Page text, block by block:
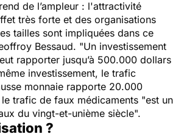
de l’ampleur : l'attractivité
très forte et des organisations
tailles sont impliquées dans ce
Bessaud. "Un investissement
rapporter jusqu’à 500.000 dollars
investissement, le trafic
monnaie rapporte 20.000
le trafic de faux médicaments "est un
du vingt-et-unième siècle".
?